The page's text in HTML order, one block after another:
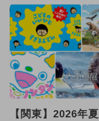
【関東】2026年